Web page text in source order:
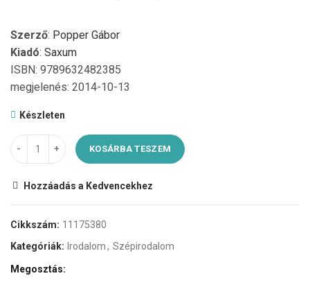
Szerző: Popper Gábor
Kiadó: Saxum
ISBN: 9789632482385
megjelenés: 2014-10-13
Készleten
KOSÁRBA TESZEM
Hozzáadás a Kedvencekhez
Cikkszám: 11175380
Kategóriák: Irodalom, Szépirodalom
Megosztás